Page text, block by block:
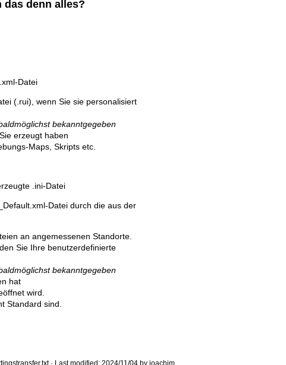
denn alles?
Datei
(.rui), wenn Sie sie personalisiert
bekanntgegeben
erzeugt haben
Maps, Skripts etc.
.ini-Datei
Datei durch die aus der
an angemessenen Standorte.
Sie Ihre benutzerdefinierte
bekanntgegeben
hat
wird.
Standard sind.